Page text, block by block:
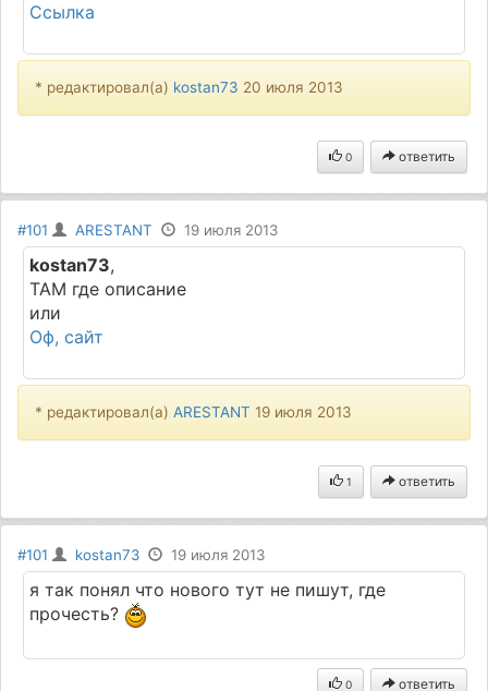
Cсылка
* редактировал(а) kostan73 20 июля 2013
0 ответить
#101 ARESTANT 19 июля 2013
kostan73,
ТАМ где описание
или
Оф, сайт
* редактировал(а)ARESTANT 19 июля 2013
1 ответить
#101 kostan73 19 июля 2013
я так понял что нового тут не пишут, где
прочесть?
0 ответить